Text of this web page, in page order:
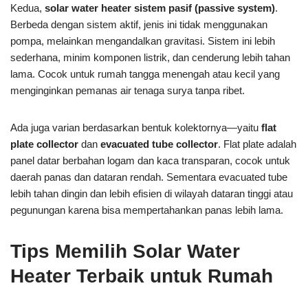
Kedua, solar water heater sistem pasif (passive system).
Berbeda dengan sistem aktif, jenis ini tidak menggunakan
pompa, melainkan mengandalkan gravitasi. Sistem ini lebih
sederhana, minim komponen listrik, dan cenderung lebih tahan
lama. Cocok untuk rumah tangga menengah atau kecil yang
menginginkan pemanas air tenaga surya tanpa ribet.
Ada juga varian berdasarkan bentuk kolektornya—yaitu flat
plate collector dan evacuated tube collector. Flat plate adalah
panel datar berbahan logam dan kaca transparan, cocok untuk
daerah panas dan dataran rendah. Sementara evacuated tube
lebih tahan dingin dan lebih efisien di wilayah dataran tinggi atau
pegunungan karena bisa mempertahankan panas lebih lama.
Tips Memilih Solar Water
Heater Terbaik untuk Rumah